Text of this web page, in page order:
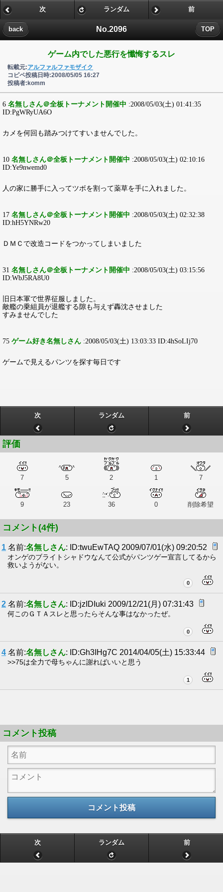
No.2096
back TOP
次 ランダム 前
ゲーム内でした悪行を懺悔するスレ
転載元:アルファルファモザイク
コピペ投稿日時:2008/05/05 16:27
投稿者:komm
6 名無しさん＠全板トーナメント開催中 :2008/05/03(土) 01:41:35
ID:PgWRyUA6O
カメを何回も踏みつけてすいませんでした。
10 名無しさん＠全板トーナメント開催中 :2008/05/03(土) 02:10:16
ID:Ye9nwemd0
人の家に勝手に入ってツボを割って薬草を手に入れました。
17 名無しさん＠全板トーナメント開催中 :2008/05/03(土) 02:32:38
ID:hH5YNRw20
ＤＭＣで改造コードをつかってしまいました
31 名無しさん＠全板トーナメント開催中 :2008/05/03(土) 03:15:56
ID:WbJ5RA8U0
旧日本軍で世界征服しました。
敵艦の乗組員が退艦する隙も与えず轟沈させました
すみませんでした
75 ゲーム好き名無しさん :2008/05/03(土) 13:03:33 ID:4hSoLIj70
ゲームで見えるパンツを探す毎日です
次 ランダム 前
評価
7 5 2 1 7
9 23 36 0 削除希望
コメント(4件)
1 名前:名無しさん: ID:twuEwTAQ 2009/07/01(水) 09:20:52
オンゲのブライトシャドウなんて公式がパンツゲー宣言してるから
救いようがない。
0
2 名前:名無しさん: ID:jzIDIuki 2009/12/21(月) 07:31:43
何このＧＴＡスレと思ったらそんな事はなかったぜ。
0
4 名前:名無しさん: ID:Gh3IHg7C 2014/04/05(土) 15:33:44
>>75は全力で母ちゃんに謝ればいいと思う
1
コメント投稿
コメント投稿
次 ランダム 前